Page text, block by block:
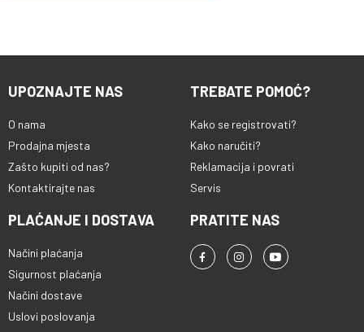
UPOZNAJTE NAS
O nama
Prodajna mjesta
Zašto kupiti od nas?
Kontaktirajte nas
TREBATE POMOĆ?
Kako se registrovati?
Kako naručiti?
Reklamacija i povrati
Servis
PLAĆANJE I DOSTAVA
Načini plaćanja
Sigurnost plaćanja
Načini dostave
Uslovi poslovanja
PRATITE NAS